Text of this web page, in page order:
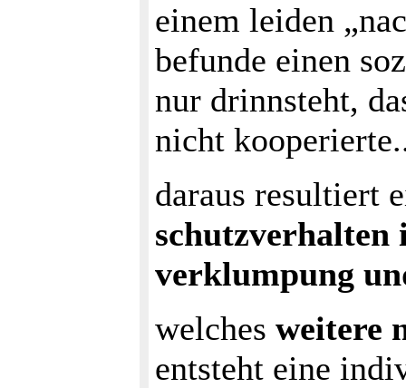
einem leiden
befunde einen
nur drinnsteht,
nicht
daraus resultiert
schutzverhalten
verklumpung
welches weitere
entsteht eine